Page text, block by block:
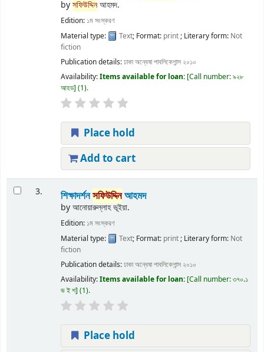
byসফিউদ্দিনআহমদ.
Edition: ১ম সংস্করণ
Material type:
Text; Format: print; Literary form: Not
fiction
Publication details:ঢাকাঅন্বেষা পাবলিকেশান্স ২০১০
Availability:Items available for loan: Call number:৯২৮
আহড (1).
Place hold
Add to cart
3. শিক্ষাদর্শনসফিউদ্দিনআহমদ
byআনোয়ারুল্লাহ ভূইয়া.
Edition: ১ম সংস্করণ
Material type:
Text; Format: print ; Literary form: Not
fiction
Publication details:ঢাকাঅন্বেষা পাবলিকেশান্স ২০১০
Availability:Items available for loan: Call number:৩৭০.১
ভ ই শ (1).
Place hold